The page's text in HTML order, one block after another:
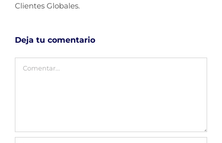
Clientes Globales.
Deja tu comentario
Comentar